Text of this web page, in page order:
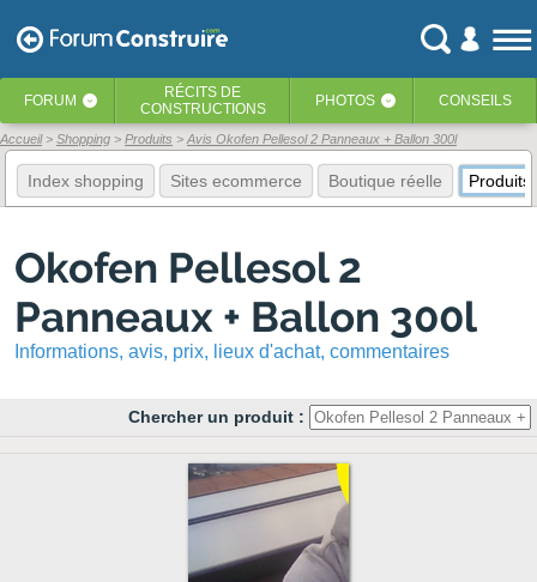
FORUM ‹ RÉCITS DE
CONSTRUCTIONS
PHOTOS ‹ CONSEILS
Accueil Shopping Produits Avis Okofen Pellesol 2 Panneaux + Ballon 300l
Index shopping Sites ecommerce Boutique réelle Produits
Okofen Pellesol 2
Panneaux + Ballon 300l
Informations, avis, prix, lieux d'achat, commentaires
Chercher un produit :